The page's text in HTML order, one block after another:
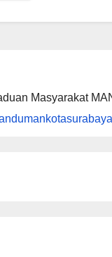
Masyarakat